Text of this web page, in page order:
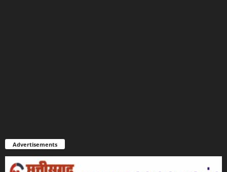
Advertisements